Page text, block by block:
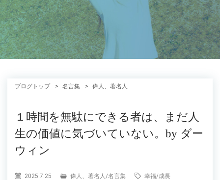
ブログトップ 名言集 偉人、著名人
１時間を無駄にできる者は、まだ人
生の価値に気づいていない。by ダー
ウィン
2025.7.25 偉人、著名人 /名言集 幸福/成長